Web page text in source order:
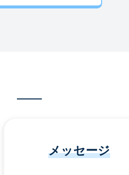
メッセージ